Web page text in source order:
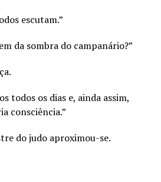
escutam.”
da sombra do campanário?”
todos os dias e, ainda assim,
consciência.”
do judo aproximou-se.